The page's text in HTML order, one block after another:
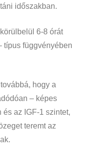
időszakban.
6-8 órát
típus függvényében
hogy a
– képes
az IGF-1 szintet,
teremt az